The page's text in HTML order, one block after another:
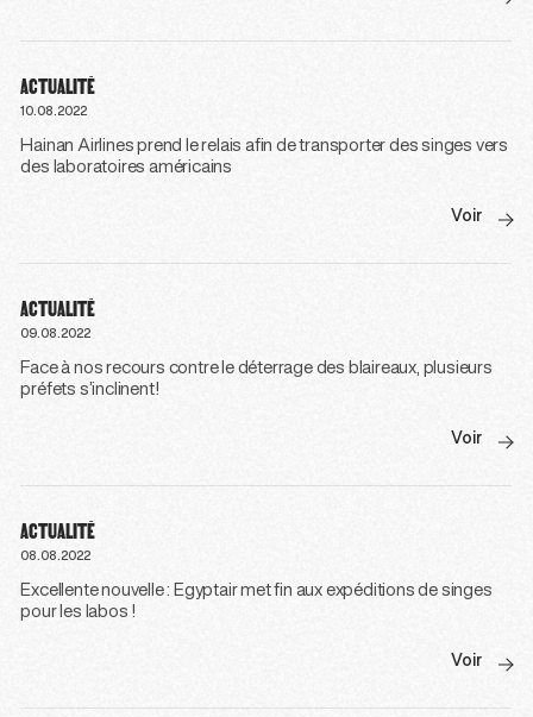
ACTUALITÉ
10.08.2022
Hainan Airlines prend le relais afin de transporter des singes vers
des laboratoires américains
Voir
ACTUALITÉ
09.08.2022
Face à nos recours contre le déterrage des blaireaux, plusieurs
préfets s’inclinent!
Voir
ACTUALITÉ
08.08.2022
Excellente nouvelle : Egyptair met fin aux expéditions de singes
pour les labos !
Voir